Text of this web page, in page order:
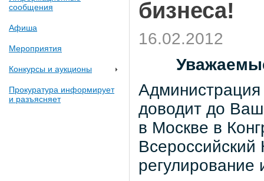
сообщения
Афиша
Мероприятия
Конкурсы и аукционы
Прокуратура информирует
и разъясняет
бизнеса!
16.02.2012
Администрация
доводит до
в Москве в
Всероссийский
регулирование